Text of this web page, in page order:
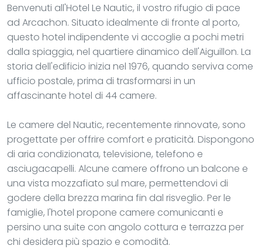
Benvenuti all'Hotel Le Nautic, il vostro rifugio di pace
ad Arcachon. Situato idealmente di fronte al porto,
questo hotel indipendente vi accoglie a pochi metri
dalla spiaggia, nel quartiere dinamico dell'Aiguillon. La
storia dell'edificio inizia nel 1976, quando serviva come
ufficio postale, prima di trasformarsi in un
affascinante hotel di 44 camere.
Le camere del Nautic, recentemente rinnovate, sono
progettate per offrire comfort e praticità. Dispongono
di aria condizionata, televisione, telefono e
asciugacapelli. Alcune camere offrono un balcone e
una vista mozzafiato sul mare, permettendovi di
godere della brezza marina fin dal risveglio. Per le
famiglie, l'hotel propone camere comunicanti e
persino una suite con angolo cottura e terrazza per
chi desidera più spazio e comodità.